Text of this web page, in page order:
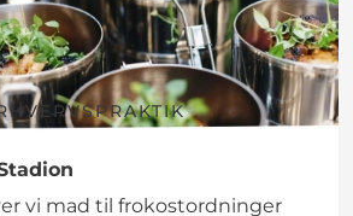
vi mad til frokostordninger